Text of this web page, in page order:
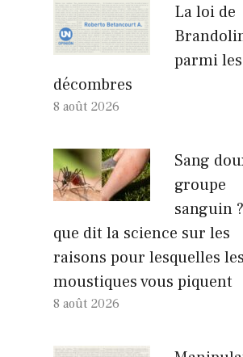
La loi de
parmi les
décombres
8 août 2026
Sang
groupe
sanguin
que dit la science sur les
raisons pour lesquelles les
moustiques vous piquent
8 août 2026